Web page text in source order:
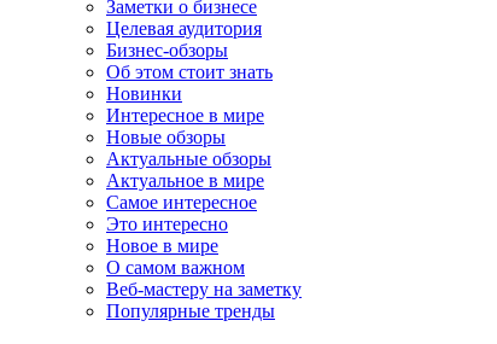
Заметки о бизнесе
Целевая аудитория
Бизнес-обзоры
Об этом стоит знать
Новинки
Интересное в мире
Новые обзоры
Актуальные обзоры
Актуальное в мире
Самое интересное
Это интересно
Новое в мире
О самом важном
Веб-мастеру на заметку
Популярные тренды